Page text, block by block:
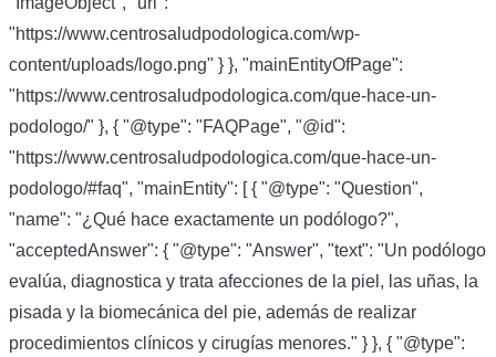
"https://www.centrosaludpodologica.com/wp-
content/uploads/logo.png" } }, "mainEntityOfPage":
"https://www.centrosaludpodologica.com/que-hace-un-
podologo/" }, { "@type": "FAQPage", "@id":
"https://www.centrosaludpodologica.com/que-hace-un-
podologo/#faq", "mainEntity": [ { "@type": "Question",
"name": "¿Qué hace exactamente un podólogo?",
"acceptedAnswer": { "@type": "Answer", "text": "Un podólogo
evalúa, diagnostica y trata afecciones de la piel, las uñas, la
pisada y la biomecánica del pie, además de realizar
procedimientos clínicos y cirugías menores." } }, { "@type":